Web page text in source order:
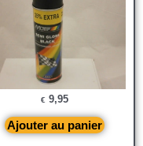
€ 9,95
Ajouter au panier